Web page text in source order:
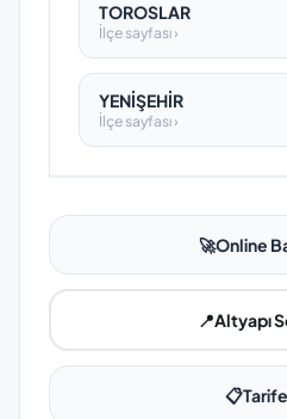
TOROSLAR
İlçe sayfası ›
YENİŞEHİR
İlçe sayfası ›
🚀Online
📍Altyapı
📋